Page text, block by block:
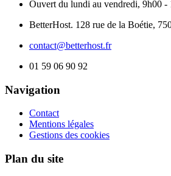
Ouvert du lundi au vendredi, 9h00 -
BetterHost. 128 rue de la Boétie,
contact@betterhost.fr
01 59 06 90 92
Navigation
Contact
Mentions légales
Gestions des cookies
Plan du site